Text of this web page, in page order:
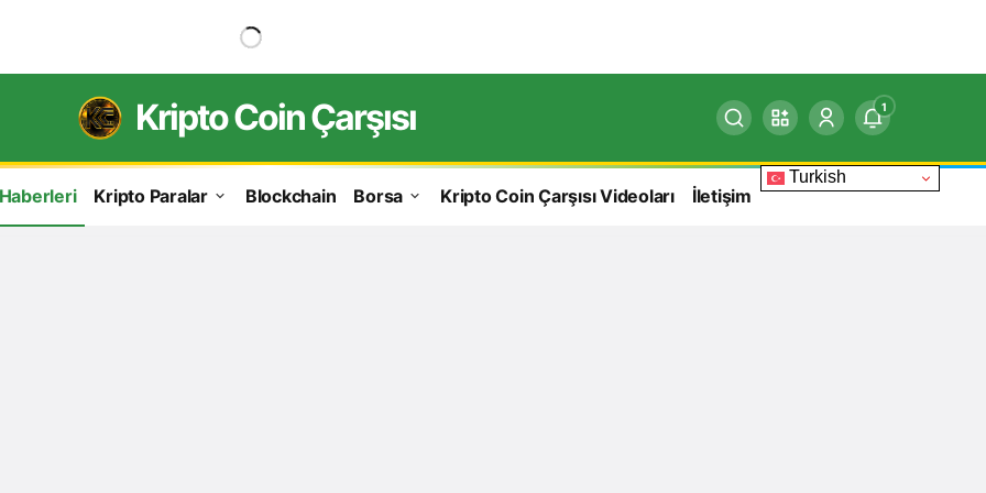
Kripto Coin Çarşısı 1
Kripto Paralar Blockchain Borsa Kripto Coin Çarşısı Videoları İletişim
Turkish